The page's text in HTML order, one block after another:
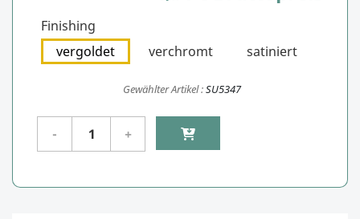
Finishing
vergoldet
verchromt satiniert
Gewählter Artikel :SU5347